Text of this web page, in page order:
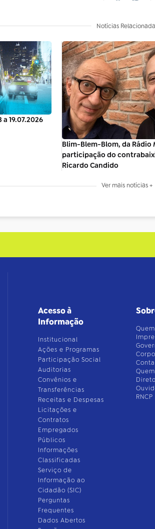
Notícias
a 19.07.2026
Blim-Blem-Blom, da Rádio
participação do
Ricardo Candido
Ver mais notícias +
Acesso à
Informação
Institucional
Ações e Programas
Participação Social
Auditorias
Convênios e
Transferências
Receitas e Despesas
Licitações e
Contratos
Empregados
Públicos
Informações
Classificadas
Serviço de
Informação ao
Cidadão (SIC)
Perguntas
Frequentes
Dados Abertos
RNCP